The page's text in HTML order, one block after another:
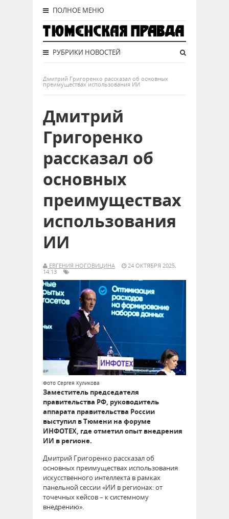
ПОЛНОЕ МЕНЮ
РУБРИКИ НОВОСТЕЙ
Дмитрий Григоренко рассказал об основных
преимуществах использования ИИ
Дмитрий
Григоренко
рассказал об
основных
преимуществах
использования
ИИ
ЕВГЕНИЯ НОГОВИЦИНА
24 ОКТЯБРЯ 2025,
14:13
Фото Сергея Куликова
Заместитель председателя
правительства РФ, руководитель
аппарата правительства России
выступил в Тюмени на форуме
ИНФОТЕХ, где отметил опыт внедрения
ИИ в регионе.
Дмитрий Григоренко рассказал об
основных преимуществах использования
искусственного интеллекта в рамках
панельной сессии «ИИ в регионах: от
точечных кейсов – к системному
внедрению».